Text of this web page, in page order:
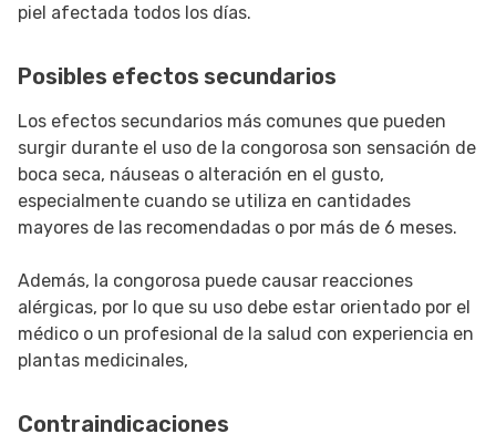
piel afectada todos los días.
Posibles efectos secundarios
Los efectos secundarios más comunes que pueden
surgir durante el uso de la congorosa son sensación de
boca seca, náuseas o alteración en el gusto,
especialmente cuando se utiliza en cantidades
mayores de las recomendadas o por más de 6 meses.
Además, la congorosa puede causar reacciones
alérgicas, por lo que su uso debe estar orientado por el
médico o un profesional de la salud con experiencia en
plantas medicinales,
Contraindicaciones